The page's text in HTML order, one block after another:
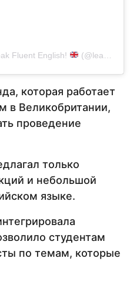
Fluent English! (@learnx3_english)
которая работает
в Великобритании,
проведение
только
и небольшой
языке.
студентам
по темам, которые